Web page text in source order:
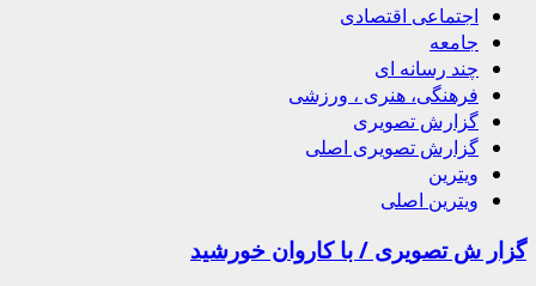
اجتماعی اقتصادی
جامعه
چند رسانه ای
فرهنگی، هنری ، ورزشی
گزارش تصویری
گزارش تصویری اصلی
ویترین
ویترین اصلی
گزار ش تصویری / با کاروان خورشید